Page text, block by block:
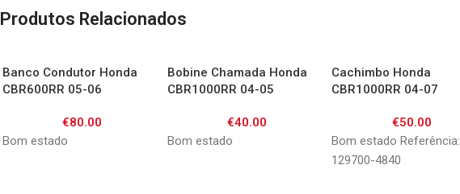
Produtos Relacionados
Banco Condutor Honda
CBR600RR 05-06
€80.00
Bom estado
Bobine Chamada Honda
CBR1000RR 04-05
€40.00
Bom estado
Cachimbo Honda
CBR1000RR 04-07
€50.00
Bom estado Referência:
129700-4840